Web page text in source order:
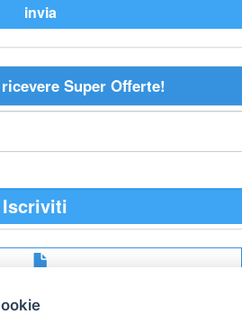
Super Offerte!
Iscriviti
legale